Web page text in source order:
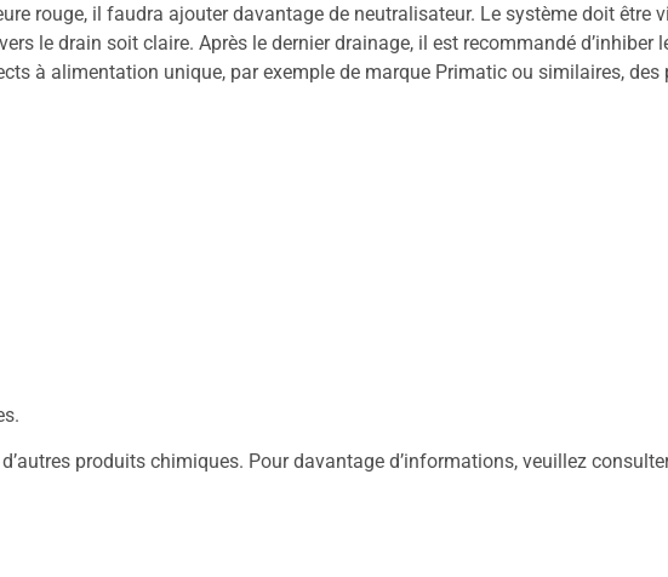
rouge, il faudra ajouter davantage de neutralisateur. Le système doit être
le drain soit claire. Après le dernier drainage, il est recommandé
à alimentation unique, par exemple de marque Primatic ou similaires,
produits chimiques. Pour davantage d’informations, veuillez